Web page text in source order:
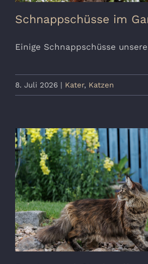
Schnappschüsse im
Einige Schnappschüsse
8. Juli 2026 | Kater, Katzen